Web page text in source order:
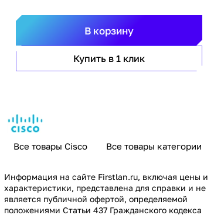
В корзину
Купить в 1 клик
Все товары Cisco Все товары категории
Информация на сайте Firstlan.ru, включая цены и
характеристики, представлена для справки и не
является публичной офертой, определяемой
положениями Статьи 437 Гражданского кодекса